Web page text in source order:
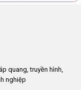
quang, truyền hình,
nghiệp